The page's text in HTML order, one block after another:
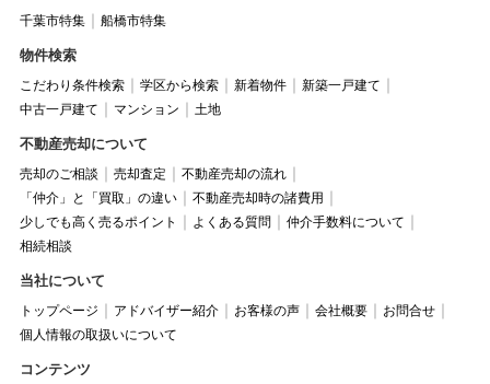
千葉市特集 船橋市特集
物件検索
こだわり条件検索 学区から検索 新着物件
新築一戸建て
中古一戸建て
マンション 土地
不動産売却について
売却のご相談 売却査定
不動産売却の流れ
「仲介」と「買取」の違い
不動産売却時の諸費用
少しでも高く売るポイント
よくある質問
仲介手数料について
相続相談
当社について
トップページ アドバイザー紹介 お客様の声 会社概要
お問合せ
個人情報の取扱いについて
コンテンツ